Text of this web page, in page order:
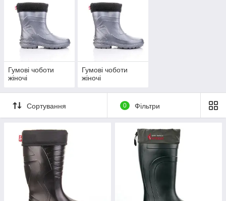
Гумові чоботи
жіночі
Гумові чоботи
жіночі
Сортування 0 Фільтри